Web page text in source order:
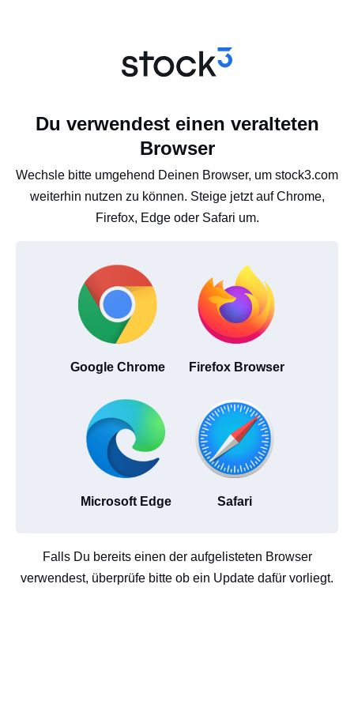
Du verwendest einen veralteten
Browser
Wechsle bitte umgehend Deinen Browser, um stock3.com
weiterhin nutzen zu können. Steige jetzt auf Chrome,
Firefox, Edge oder Safari um.
Google Chrome Firefox Browser
Microsoft Edge Safari
Falls Du bereits einen der aufgelisteten Browser
verwendest, überprüfe bitte ob ein Update dafür vorliegt.